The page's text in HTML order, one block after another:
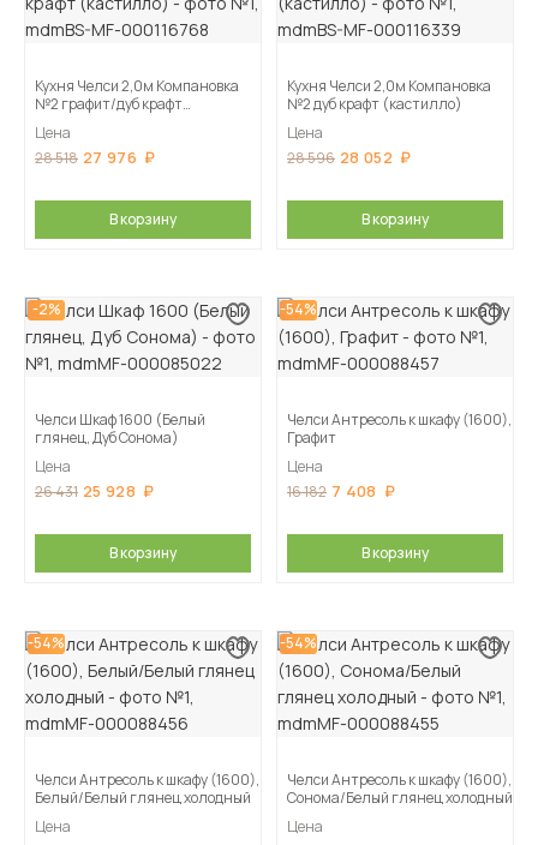
Кухня Челси 2,0м Компановка
№2 графит/дуб крафт
Цена
28 518 27 976
В корзину
Кухня Челси 2,0м Компановка
№2 дуб крафт (кастилло)
Цена
28 596 28 052
В корзину
-2%
Челси Шкаф 1600 (Белый
глянец, Дуб Сонома)
Цена
26 431 25 928
В корзину
-54%
Челси Антресоль к шкафу (1600),
Графит
Цена
16 182 7 408
В корзину
-54%
Челси Антресоль к шкафу (1600),
Белый/Белый глянец холодный
Цена
-54%
Челси Антресоль к шкафу (1600),
Сонома/Белый глянец холодный
Цена